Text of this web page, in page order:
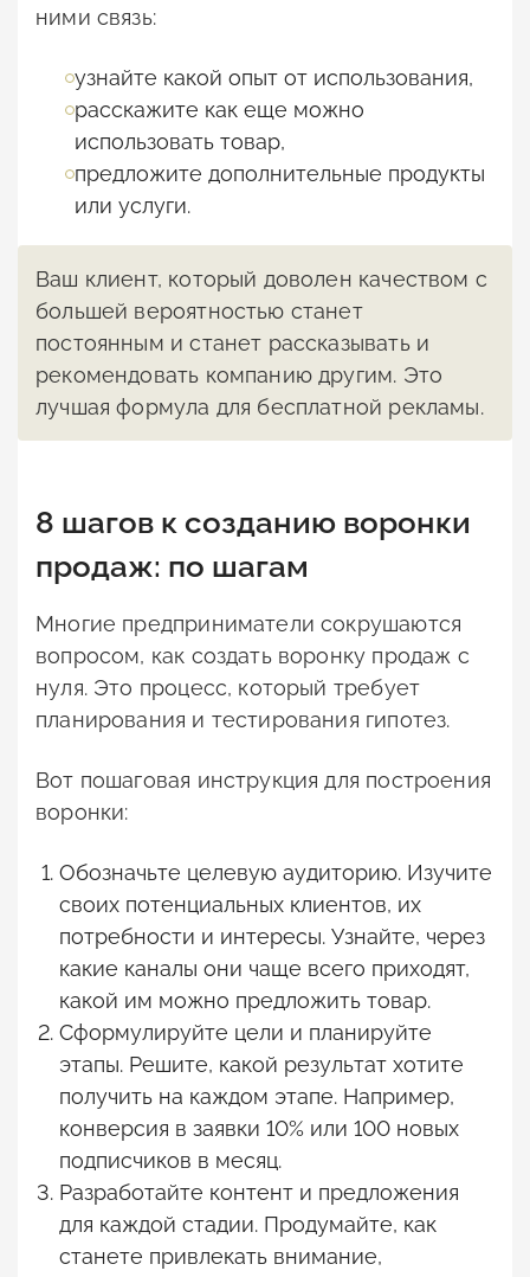
ними связь:
узнайте какой опыт от использования,
расскажите как еще можно
использовать товар,
предложите дополнительные продукты
или услуги.
Ваш клиент, который доволен качеством с
большей вероятностью станет
постоянным и станет рассказывать и
рекомендовать компанию другим. Это
лучшая формула для бесплатной рекламы.
8 шагов к созданию воронки
продаж: по шагам
Многие предприниматели сокрушаются
вопросом, как создать воронку продаж с
нуля. Это процесс, который требует
планирования и тестирования гипотез.
Вот пошаговая инструкция для построения
воронки:
Обозначьте целевую аудиторию. Изучите
своих потенциальных клиентов, их
потребности и интересы. Узнайте, через
какие каналы они чаще всего приходят,
какой им можно предложить товар.
Сформулируйте цели и планируйте
этапы. Решите, какой результат хотите
получить на каждом этапе. Например,
конверсия в заявки 10% или 100 новых
подписчиков в месяц.
Разработайте контент и предложения
для каждой стадии. Продумайте, как
станете привлекать внимание,